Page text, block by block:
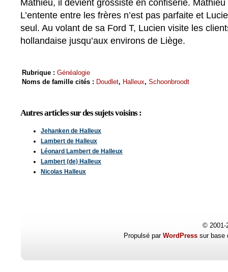
Mathieu, il devient grossiste en confiserie.
L’entente entre les frères n’est pas parfaite et
seul. Au volant de sa Ford T, Lucien visite les
hollandaise jusqu’aux environs de Liège.
Rubrique : Généalogie
Noms de famille cités : Doudlet, Halleux, Schoonbroodt
Autres articles sur des sujets voisins :
Jehanken de Halleux
Lambert de Halleux
Léonard Lambert de Halleux
Lambert (de) Halleux
Nicolas Halleux
© 2001-
Propulsé par WordPresssur base